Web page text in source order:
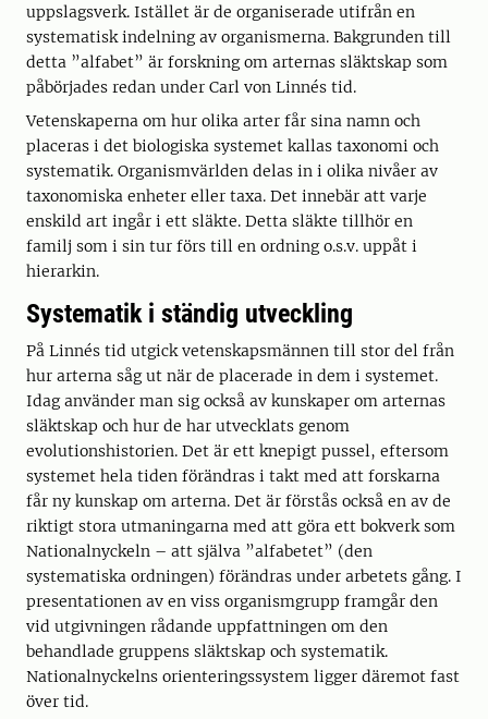
uppslagsverk. Istället är de organiserade utifrån en
systematisk indelning av organismerna. Bakgrunden till
detta ”alfabet” är forskning om arternas släktskap som
påbörjades redan under Carl von Linnés tid.
Vetenskaperna om hur olika arter får sina namn och
placeras i det biologiska systemet kallas taxonomi och
systematik. Organismvärlden delas in i olika nivåer av
taxonomiska enheter eller taxa. Det innebär att varje
enskild art ingår i ett släkte. Detta släkte tillhör en
familj som i sin tur förs till en ordning o.s.v. uppåt i
hierarkin.
Systematik i ständig utveckling
På Linnés tid utgick vetenskapsmännen till stor del från
hur arterna såg ut när de placerade in dem i systemet.
Idag använder man sig också av kunskaper om arternas
släktskap och hur de har utvecklats genom
evolutionshistorien. Det är ett knepigt pussel, eftersom
systemet hela tiden förändras i takt med att forskarna
får ny kunskap om arterna. Det är förstås också en av de
riktigt stora utmaningarna med att göra ett bokverk som
Nationalnyckeln – att själva ”alfabetet” (den
systematiska ordningen) förändras under arbetets gång. I
presentationen av en viss organismgrupp framgår den
vid utgivningen rådande uppfattningen om den
behandlade gruppens släktskap och systematik.
Nationalnyckelns orienteringssystem ligger däremot fast
över tid.